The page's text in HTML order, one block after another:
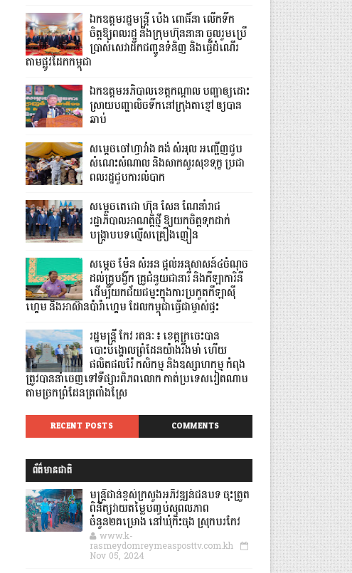
ឯកឧត្តមរដ្ឋមន្ត្រី ប៉េង ពោធិ៍នា លើកទឹក
ចិត្តឱ្យពលរដ្ឋ និងក្រុមហ៊ុននានា ចូលរួមប្រើ
ប្រាស់សេវាដឹកជញ្ជូនទំនិញ និងធ្វើដំណើរ
តាមផ្លូវដែកកម្ពុជា
ឯកឧត្តមអភិបាលខេត្តកណ្ដាល បញ្ជាឲ្យដោះ
ស្រាយបញ្ហាលិចទឹកនៅក្រុងតាខ្មៅ ឲ្យបាន
ឆាប់
សម្តេចចៅហ្វាវាំង គង់ សំអុល អញ្ជើញជួប
សំណេះសំណាល និងសាកសួរសុខទុក្ខ ប្រជា
ពលរដ្ឋជួបការលំបាក
សម្តេចតេជោ ហ៊ុន សែន ណែនាំរាជ
រដ្ឋាភិបាលអាណត្តិថ្មី ឱ្យយកចិត្តទុកដាក់
បង្ក្រាបបទល្មើសគ្រឿងញៀន
សម្តេច ម៉ែន សំអន ផ្តល់អនុសាសន៍៤ចំណុច
ដល់គ្រូបង្វឹក គ្រូជំនួយជានារី និងកីឡាការិនី
ដើម្បីយកជ័យជម្នះក្នុងការប្រកួតកីឡាស៊ី
ហ្គេម និងអាស៊ានប៉ារ៉ាហ្គេម ដែលកម្ពុជាធ្វើជាម្ចាស់ផ្ទះ
រដ្ឋមន្ត្រី កែវ រតនៈ៖ ខេត្តក្រចេះបាន
បោះបង្គោលព្រំដែនយ៉ាងរឹងមាំ ហើយ
ផលិតផលរ៉ែ កសិកម្ម និងឧស្សាហកម្ម កំពុង
ត្រូវបាននាំចេញទៅទីផ្សារពិភពលោក កាត់ប្រទេសវៀតណាម
តាមច្រកព្រំដែនត្រពាំងស្រែ
RECENT POSTS COMMENTS
ព័ត៌មានជាតិ
មន្ត្រីជាន់ខ្ពស់ក្រសួងអភិវឌ្ឍន៍ជនបទ ចុះត្រួត
ពិនិត្យវាយតម្លៃបញ្ចប់សុពលភាព
ចំនួន២គម្រោង នៅឃុំកិះចុង ស្រុកបរកែវ
www.k-
rasmeydomreymeasposttv.com.kh
Nov 05, 2024